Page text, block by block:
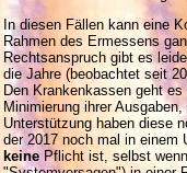
In diesen Fällen kann eine
Rahmen des Ermessens
Rechtsanspruch gibt es
die Jahre (beobachtet seit
Den Krankenkassen geht
Minimierung ihrer
Unterstützung haben diese
der 2017 noch mal in einem
keinePflicht ist, selbst wenn